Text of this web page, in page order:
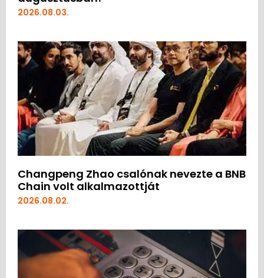
2026.08.03.
Changpeng Zhao csalónak nevezte a BNB
Chain volt alkalmazottját
2026.08.02.